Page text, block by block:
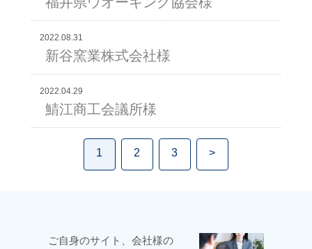
2022.08.31
新谷窯業株式会社様
2022.04.29
鯖江商工会議所様
1 2 3 >
ご自身のサイト、会社様の